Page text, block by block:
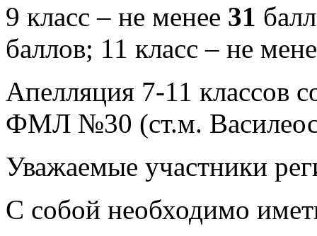
9 класс – не менее 31
баллов; 11 класс – не
Апелляция 7-11 классов
ФМЛ №30 (ст.м.
Уважаемые участники
С собой необходимо